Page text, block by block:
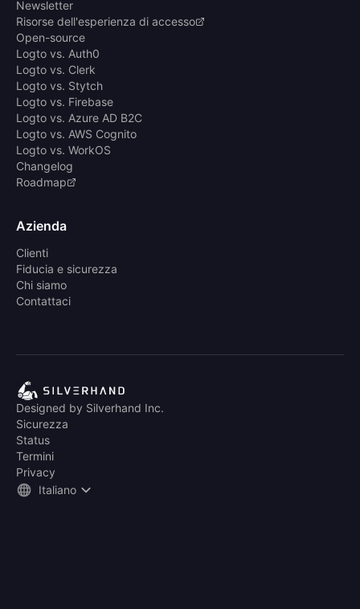
Newsletter
Risorse dell'esperienza di accesso
Open-source
Logto vs. Auth0
Logto vs. Clerk
Logto vs. Stytch
Logto vs. Firebase
Logto vs. Azure AD B2C
Logto vs. AWS Cognito
Logto vs. WorkOS
Changelog
Roadmap
Azienda
Clienti
Fiducia e sicurezza
Chi siamo
Contattaci
Designed by Silverhand Inc.
Sicurezza
Status
Termini
Privacy
Italiano